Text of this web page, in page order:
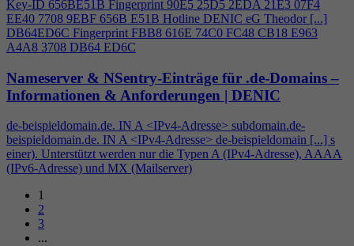
Key-ID 656BE51B Fingerprint 90E5 25D5 2EDA 21E3 07F4
EE40 7708 9EBF 656B E51B Hotline DENIC eG Theodor [...]
DB64ED6C Fingerprint FBB8 616E 74C0 FC48 CB18 E963
A4A8 3708 DB64 ED6C
Nameserver & NSentry-Einträge für .de-Domains –
Informationen & Anforderungen | DENIC
de-beispieldomain.de. IN A <IPv4-Adresse> subdomain.de-
beispieldomain.de. IN A <IPv4-Adresse> de-beispieldomain [...] s
einer). Unterstützt werden nur die Typen A (IPv4-Adresse), AAAA
(IPv6-Adresse) und MX (Mailserver)
1
2
3
...